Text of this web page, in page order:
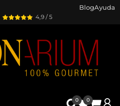
4,9 / 5
BlogAyuda
0 0